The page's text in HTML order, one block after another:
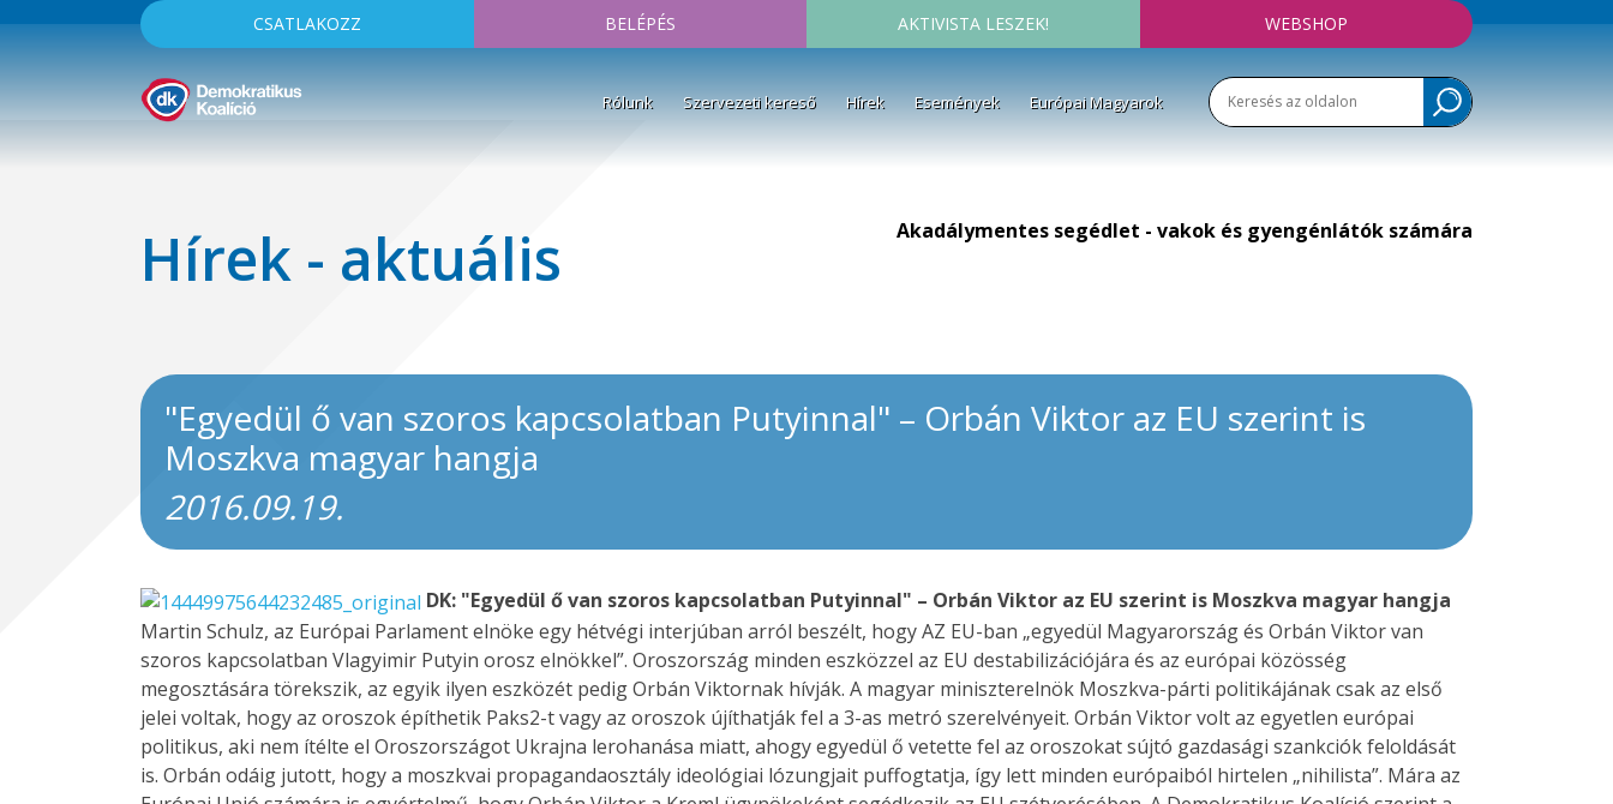
CSATLAKOZZ BELÉPÉS AKTIVISTA LESZEK! WEBSHOP
Rólunk Szervezeti kereső Hírek Események Európai Magyarok
Hírek - aktuális Akadálymentes segédlet - vakok és gyengénlátók számára
"Egyedül ő van szoros kapcsolatban Putyinnal" – Orbán Viktor az EU szerint is
Moszkva magyar hangja
2016.09.19.
DK: "Egyedül ő van szoros kapcsolatban Putyinnal" – Orbán Viktor az EU szerint is Moszkva magyar hangja
Martin Schulz, az Európai Parlament elnöke egy hétvégi interjúban arról beszélt, hogy AZ EU-ban „egyedül Magyarország és Orbán Viktor van
szoros kapcsolatban Vlagyimir Putyin orosz elnökkel”. Oroszország minden eszközzel az EU destabilizációjára és az európai közösség
megosztására törekszik, az egyik ilyen eszközét pedig Orbán Viktornak hívják. A magyar miniszterelnök Moszkva-párti politikájának csak az első
jelei voltak, hogy az oroszok építhetik Paks2-t vagy az oroszok újíthatják fel a 3-as metró szerelvényeit. Orbán Viktor volt az egyetlen európai
politikus, aki nem ítélte el Oroszországot Ukrajna lerohanása miatt, ahogy egyedül ő vetette fel az oroszokat sújtó gazdasági szankciók feloldását
is. Orbán odáig jutott, hogy a moszkvai propagandaosztály ideológiai lózungjait puffogtatja, így lett minden európaiból hirtelen „nihilista”. Mára az